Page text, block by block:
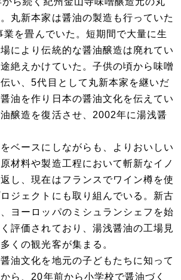
丸新本家は醤油の製造も行っていた
を畳んでいた。短期間で大量に生
により伝統的な醤油醸造は廃れてい
絶えかけていた。子供の頃から味噌
い、5代目として丸新本家を継いだ
油を作り日本の醤油文化を伝えてい
醸造を復活させ、2002年に湯浅醤
ベースにしながらも、よりおいしい
材料や製造工程において斬新なイノ
し、現在はフランスでワイン樽を使
ジェクトにも取り組んでいる。新古
ヨーロッパのミシュランシェフを始
評価されており、湯浅醤油の工場見
くの観光客が集まる。
油文化を地元の子どもたちに知って
ら、20年前から小学校で醤油づく